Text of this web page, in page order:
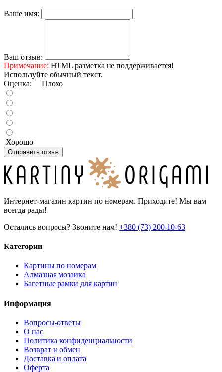
Ваше имя:
Ваш отзыв:
Примечание: HTML разметка не поддерживается!
Используйте обычный текст.
Оценка: Плохо
Хорошо
Отправить отзыв
Интернет-магазин картин по номерам. Приходите! Мы вам
всегда рады!
Остались вопросы? Звоните нам! +380 (73) 200-10-63
Категории
Картины по номерам
Алмазная мозаика
Багетные рамки для картин
Информация
Вопросы-ответы
О нас
Политика конфиденциальности
Возврат и обмен
Доставка и оплата
Оферта